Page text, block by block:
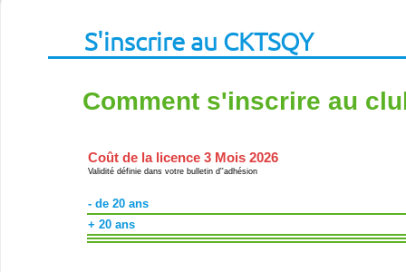
S'inscrire au CKTSQY
Comment s'inscrire au
Coût de la licence 3 Mois 2026
Validité définie dans votre bulletin d''adhésion
- de 20 ans
+ 20 ans